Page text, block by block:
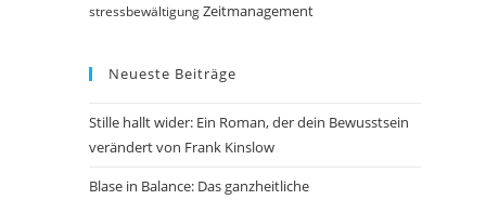
stressbewältigung Zeitmanagement
Neueste Beiträge
Stille hallt wider: Ein Roman, der dein Bewusstsein
verändert von Frank Kinslow
Blase in Balance: Das ganzheitliche